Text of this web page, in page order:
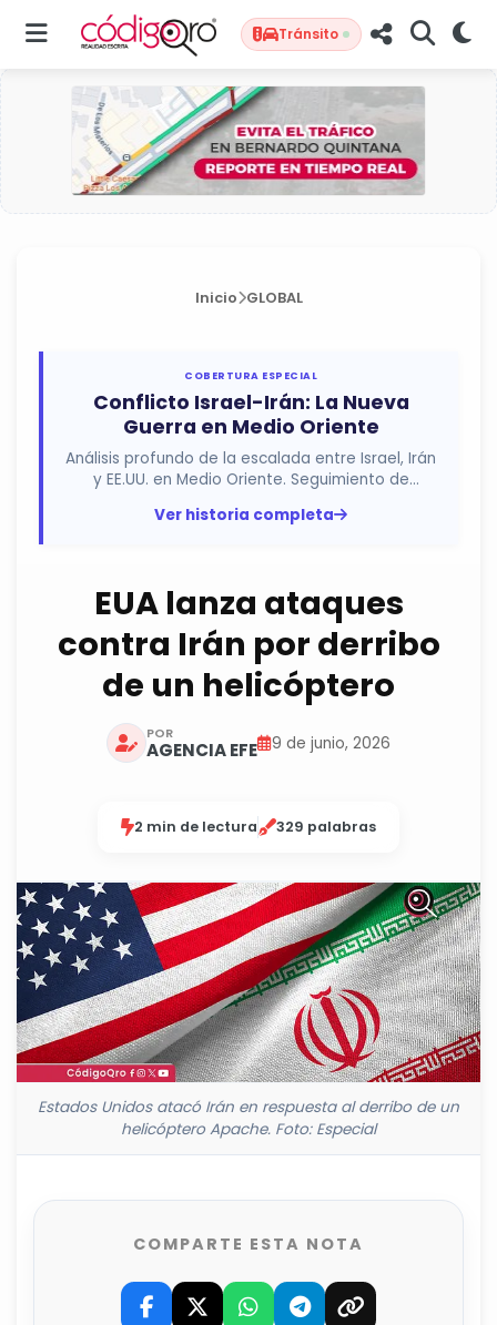
Tránsito
Inicio GLOBAL
COBERTURA ESPECIAL
Conflicto Israel-Irán: La Nueva
Guerra en Medio Oriente
Análisis profundo de la escalada entre Israel, Irán
y EE.UU. en Medio Oriente. Seguimiento de
Ver historia completa
EUA lanza ataques
contra Irán por derribo
de un helicóptero
POR
AGENCIA EFE 9 de junio, 2026
2 min de lectura 329 palabras
Estados Unidos atacó Irán en respuesta al derribo de un
helicóptero Apache. Foto: Especial
COMPARTE ESTA NOTA